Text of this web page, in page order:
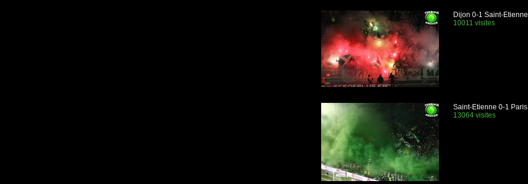
Dijon 0-1 Saint-Etienne
10011 visites
Saint-Etienne 0-1 Paris
13064 visites